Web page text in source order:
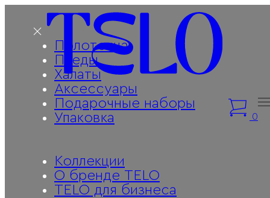
0
Полотенца
Пледы
Халаты
Аксессуары
Подарочные наборы
Упаковка
Коллекции
О бренде TELO
TELO для бизнеса